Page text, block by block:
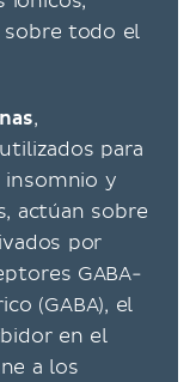
sobre todo el
,
para
insomnio y
actúan sobre
por
GABA-
(GABA), el
en el
a los